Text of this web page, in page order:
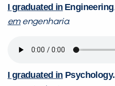
I graduated in Engineering.
emengenharia.
I graduated in Psychology.